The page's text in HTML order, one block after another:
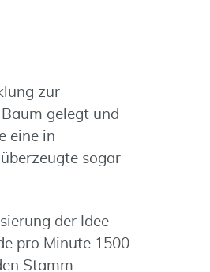
zur
gelegt und
eine in
sogar
der Idee
pro Minute 1500
Stamm.